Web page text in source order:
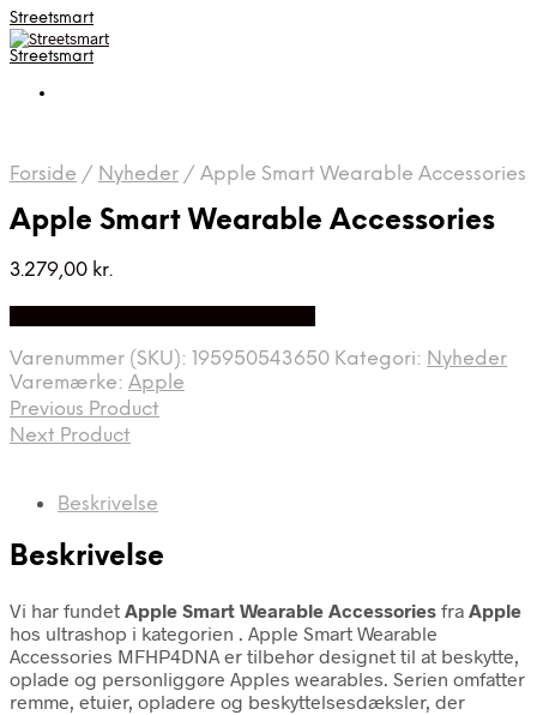
Streetsmart
Streetsmart
Forside / Nyheder / Apple Smart Wearable Accessories
Apple Smart Wearable Accessories
3.279,00 kr.
Varenummer (SKU): 195950543650 Kategori: Nyheder
Varemærke: Apple
Previous Product
Next Product
Beskrivelse
Beskrivelse
Vi har fundet Apple Smart Wearable Accessories fra Apple
hos ultrashop i kategorien . Apple Smart Wearable
Accessories MFHP4DNA er tilbehør designet til at beskytte,
oplade og personliggøre Apples wearables. Serien omfatter
remme, etuier, opladere og beskyttelsesdæksler, der